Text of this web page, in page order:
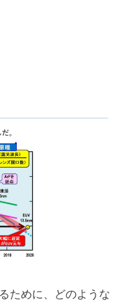
ために、どのような